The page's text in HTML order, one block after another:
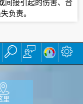
间接引起的伤害、合
负责。
里